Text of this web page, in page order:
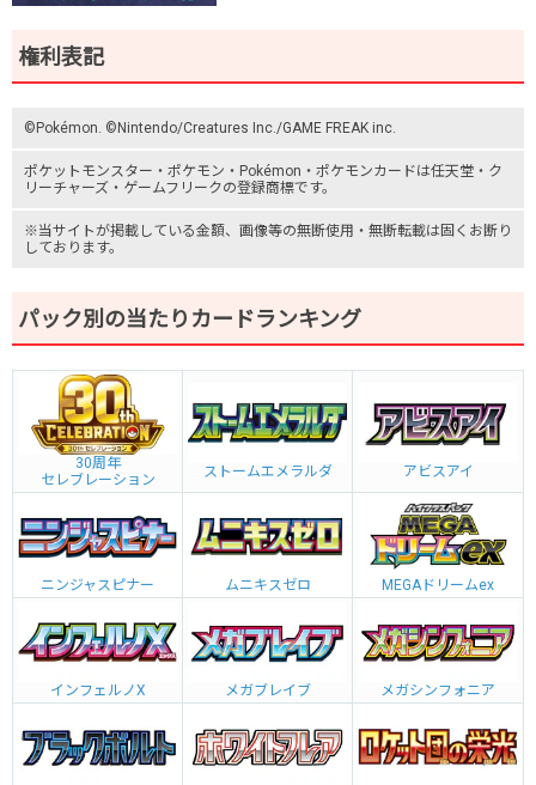
権利表記
©Pokémon. ©Nintendo/Creatures Inc./GAME FREAK inc.
ポケットモンスター ・ポケモン・Pokémon・ ポケモンカードは任天堂・ ク
リーチャーズ ・ ゲームフリークの登録商標です。
※当サイトが掲載している金額、画像等の無断使用・無断転載は固くお断り
しております。
パック別の当たりカードランキング
30周年
セレブレーション
ストームエメラルダ アビスアイ
ニンジャスピナー ムニキスゼロ MEGAドリームex
インフェルノX メガブレイブ メガシンフォニア